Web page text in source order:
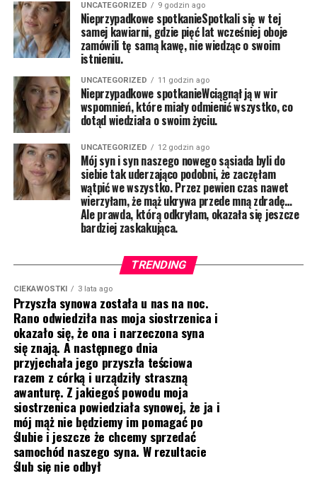
UNCATEGORIZED 9 godzin ago
Nieprzypadkowe spotkanieSpotkali się w tej
samej kawiarni, gdzie pięć lat wcześniej oboje
zamówili tę samą kawę, nie wiedząc o swoim
istnieniu.
UNCATEGORIZED 11 godzin ago
Nieprzypadkowe spotkanieWciągnął ją w wir
wspomnień, które miały odmienić wszystko, co
dotąd wiedziała o swoim życiu.
UNCATEGORIZED 12 godzin ago
Mój syn i syn naszego nowego sąsiada byli do
siebie tak uderzająco podobni, że zaczęłam
wątpić we wszystko. Przez pewien czas nawet
wierzyłam, że mąż ukrywa przede mną zdradę…
Ale prawda, którą odkryłam, okazała się jeszcze
bardziej zaskakująca.
TRENDING
CIEKAWOSTKI 3 lata ago
Przyszła synowa została u nas na noc.
Rano odwiedziła nas moja siostrzenica i
okazało się, że ona i narzeczona syna
się znają. A następnego dnia
przyjechała jego przyszła teściowa
razem z córką i urządziły straszną
awanturę. Z jakiegoś powodu moja
siostrzenica powiedziała synowej, że ja i
mój mąż nie będziemy im pomagać po
ślubie i jeszcze że chcemy sprzedać
samochód naszego syna. W rezultacie
ślub się nie odbył